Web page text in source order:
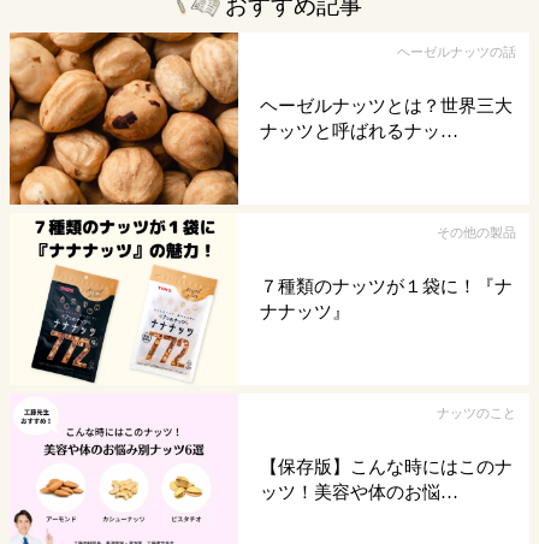
おすすめ記事
ヘーゼルナッツの話
ヘーゼルナッツとは？世界三大
ナッツと呼ばれるナッ…
その他の製品
７種類のナッツが１袋に！『ナ
ナナッツ』
ナッツのこと
【保存版】こんな時にはこのナ
ッツ！美容や体のお悩…